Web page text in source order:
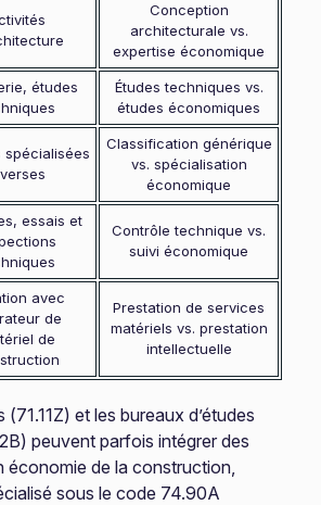
Conception
architecturale vs.
expertise économique
études
Études techniques vs.
études économiques
spécialisées
Classification générique
vs. spécialisation
économique
essais et
Contrôle technique vs.
suivi économique
avec
de
de
Prestation de services
matériels vs. prestation
intellectuelle
et les bureaux d’études
peuvent parfois intégrer des
économie de la construction,
sous le code 74.90A